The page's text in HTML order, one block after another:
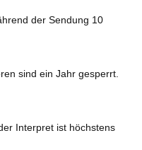
der Sendung 10
sind ein Jahr gesperrt.
Interpret ist höchstens